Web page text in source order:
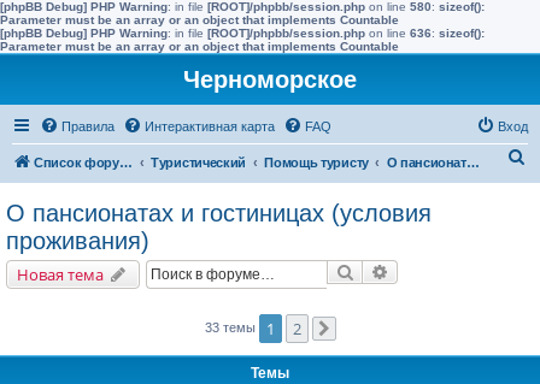
[phpBB Debug] PHP Warning: in file [ROOT]/phpbb/session.php on line 580: sizeof():
Parameter must be an array or an object that implements Countable
[phpBB Debug] PHP Warning: in file [ROOT]/phpbb/session.php on line 636: sizeof():
Parameter must be an array or an object that implements Countable
Черноморское
Правила Интерактивная карта FAQ Вход
Список форумов Туристический Помощь туристу О пансионатах и гостиницах (условия проживания)
О пансионатах и гостиницах (условия
проживания)
Новая тема Поиск
33 темы 1 2
Темы